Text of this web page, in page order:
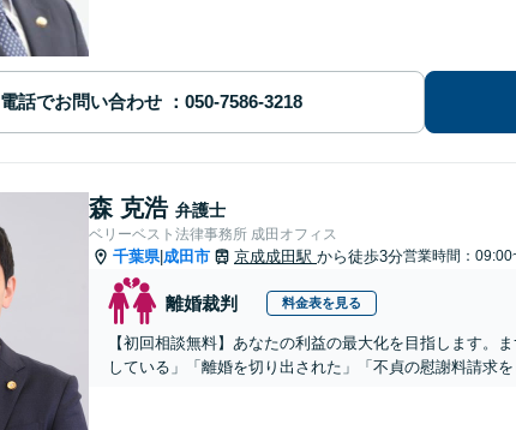
電話でお問い合わせ
森 克浩 弁護士
ベリーベスト法律事務所 成田オフィス
千葉県| 成田市 京成成田駅 から徒歩3分営業時間：
離婚裁判 料金表を見る
【初回相談無料】あなたの利益の最大化を目指します。
している」「離婚を切り出された」「不貞の慰謝料請求